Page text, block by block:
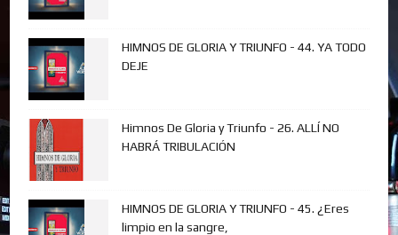
HIMNOS DE GLORIA Y TRIUNFO - 44. YA TODO
DEJE
Himnos De Gloria y Triunfo - 26. ALLÍ NO
HABRÁ TRIBULACIÓN
HIMNOS DE GLORIA Y TRIUNFO - 45. ¿Eres
limpio en la sangre,